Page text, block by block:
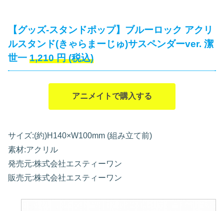
【グッズ-スタンドポップ】ブルーロック アクリ
ルスタンド(きゃらまーじゅ)サスペンダーver. 潔
世一 1,210 円 (税込)
アニメイトで購入する
サイズ:(約)H140×W100mm (組み立て前)
素材:アクリル
発売元:株式会社エスティーワン
販売元:株式会社エスティーワン